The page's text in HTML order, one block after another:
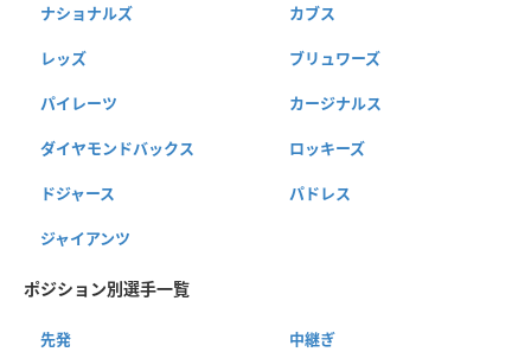
ナショナルズ カブス
レッズ ブリュワーズ
パイレーツ カージナルス
ダイヤモンドバックス ロッキーズ
ドジャース パドレス
ジャイアンツ
ポジション別選手一覧
先発 中継ぎ